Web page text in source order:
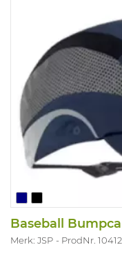
Baseball
Merk: JSP ProdNr.